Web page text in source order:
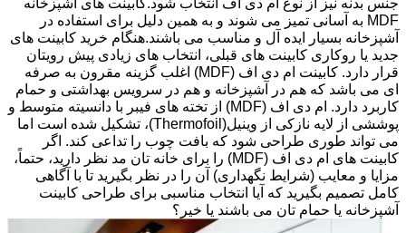
جنس بدنه نیز از نوع ام دی اف انتخاب شود.کابینت های آشپزخانه
MDF به آسانی تمیز می شوند و به همین دلیل برای استفاده در
آشپزخانه بسیار ایده آل و مناسب می باشند.هنگام خرید کابینت های
جدید یا روکاری کابینت های قبلی، انتخاب های زیادی پیش رویتان
قرار دارد. کابینت ام دی اف (MDF) اغلب گزینه مقرون به صرفه
ای می باشد که هم در آشپزخانه و هم در سرویس بهداشتی و حمام
کاربرد دارد. ام دی اف (MDF) از تخته های فیبر با دانسیته متوسط و
پوششی از لایه نازکی از وینیل(Thermofoil)، تشکیل شده است اما
می تواند طوری طراحی شود که بافت چوب را تداعی کند. اگر
کابینت های ام دی اف (MDF) را برای خانه تان مد نظر دارید، حتماً،
مزایا و معایب (شرایط نگهداری) آن را در نظر بگیرید تا با آگاهی
کامل تصمیم بگیرید که آیا انتخاب مناسبی برای طراحی کابینت
آشپزخانه یا حمام تان می باشند یا خیر؟